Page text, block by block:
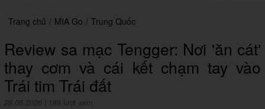
Trang chủ / MIA Go / Trung Quốc
Review sa mạc Tengger: Nơi 'ăn cát'
thay cơm và cái kết chạm tay vào
Trái tim Trái đất
28.06.2026 188 lượt xem